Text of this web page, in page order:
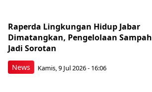
News
Raperda Lingkungan Hidup Jabar
Dimatangkan, Pengelolaan Sampah
Jadi Sorotan
Kamis, 9 Jul 2026 - 16:06